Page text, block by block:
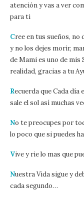
atención y vas a ver
para ti
Cree en tus sueños, no
y no los dejes morir,
de Mami es uno de mis
realidad, gracias a tu
Recuerda que Cada día
sale el sol así muchas
No te preocupes por
lo poco que si puedes
Vive y rie lo mas que
Nuestra Vida sigue y
cada segundo…